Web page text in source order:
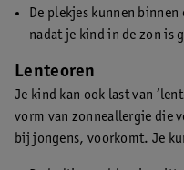
De plekjes kunnen
nadat je kind in de zon is
Lenteoren
Je kind kan ook last van
vorm van zonneallergie die
bij jongens, voorkomt. Je